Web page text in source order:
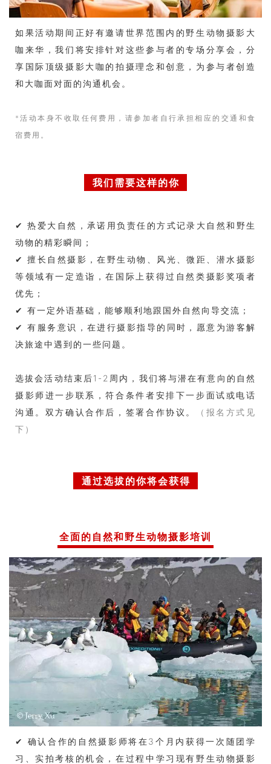
如果活动期间正好有邀请世界范围内的野生动物摄影大
咖来华，我们将安排针对这些参与者的专场分享会，分
享国际顶级摄影大咖的拍摄理念和创意，为参与者创造
和大咖面对面的沟通机会。
*活动本身不收取任何费用，请参加者自行承担相应的交通和食
宿费用。
我们需要这样的你
✔ 热爱大自然，承诺用负责任的方式记录大自然和野生
动物的精彩瞬间；
✔ 擅长自然摄影，在野生动物、风光、微距、潜水摄影
等领域有一定造诣，在国际上获得过自然类摄影奖项者
优先；
✔ 有一定外语基础，能够顺利地跟国外自然向导交流；
✔ 有服务意识，在进行摄影指导的同时，愿意为游客解
决旅途中遇到的一些问题。
选拔会活动结束后1-2周内，我们将与潜在有意向的自然
摄影师进一步联系，符合条件者安排下一步面试或电话
沟通。双方确认合作后，签署合作协议。
（报名方式见
下）
通过选拔的你将会获得
全面的自然和野生动物摄影培训
✔ 确认合作的自然摄影师将在3个月内获得一次随团学
习、实拍考核的机会，在过程中学习现有野生动物摄影